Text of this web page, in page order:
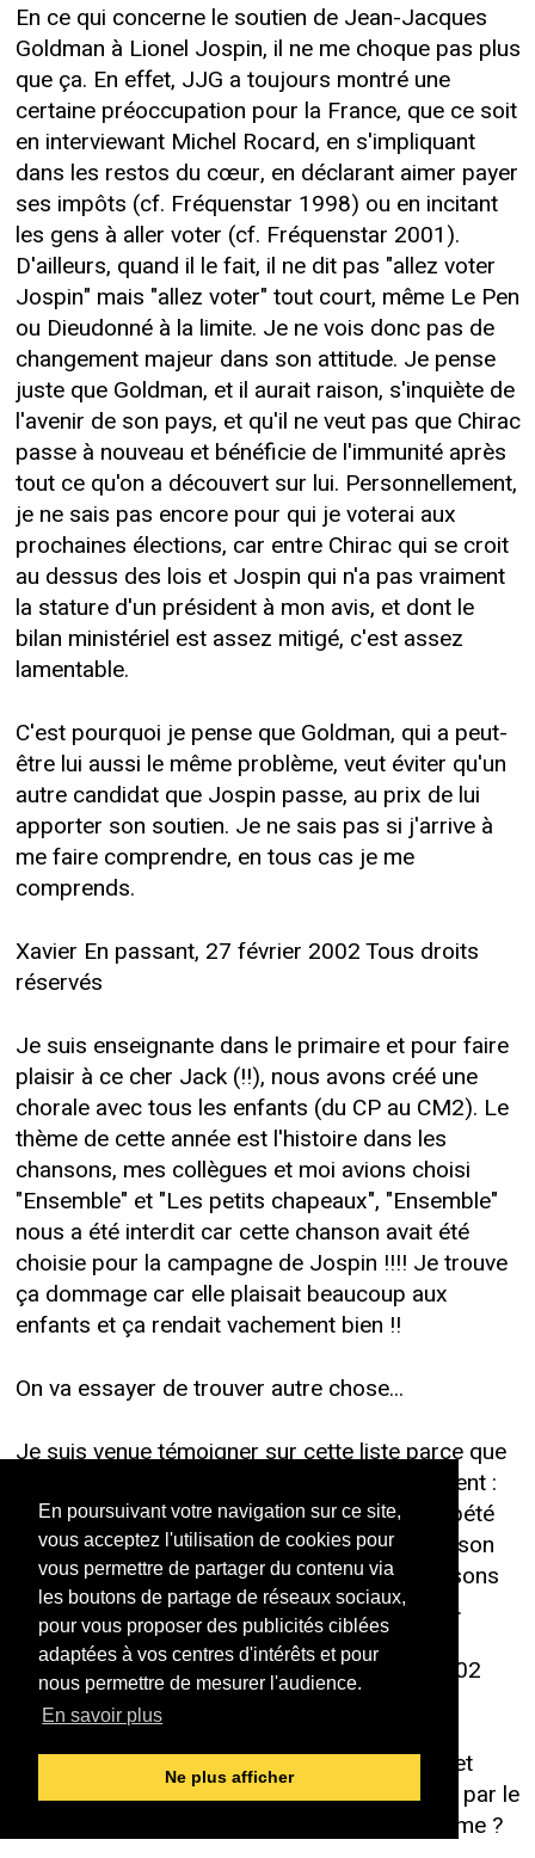
En poursuivant votre navigation sur ce site,
vous acceptez l'utilisation de cookies pour
vous permettre de partager du contenu via
les boutons de partage de réseaux sociaux,
pour vous proposer des publicités ciblées
adaptées à vos centres d'intérêts et pour
nous permettre de mesurer l'audience.
En savoir plus
Ne plus afficher
En ce qui concerne le soutien de Jean-Jacques
Goldman à Lionel Jospin, il ne me choque pas plus
que ça. En effet, JJG a toujours montré une
certaine préoccupation pour la France, que ce soit
en interviewant Michel Rocard, en s'impliquant
dans les restos du cœur, en déclarant aimer payer
ses impôts (cf. Fréquenstar 1998) ou en incitant
les gens à aller voter (cf. Fréquenstar 2001).
D'ailleurs, quand il le fait, il ne dit pas "allez voter
Jospin" mais "allez voter" tout court, même Le Pen
ou Dieudonné à la limite. Je ne vois donc pas de
changement majeur dans son attitude. Je pense
juste que Goldman, et il aurait raison, s'inquiète de
l'avenir de son pays, et qu'il ne veut pas que Chirac
passe à nouveau et bénéficie de l'immunité après
tout ce qu'on a découvert sur lui. Personnellement,
je ne sais pas encore pour qui je voterai aux
prochaines élections, car entre Chirac qui se croit
au dessus des lois et Jospin qui n'a pas vraiment
la stature d'un président à mon avis, et dont le
bilan ministériel est assez mitigé, c'est assez
lamentable.
C'est pourquoi je pense que Goldman, qui a peut-
être lui aussi le même problème, veut éviter qu'un
autre candidat que Jospin passe, au prix de lui
apporter son soutien. Je ne sais pas si j'arrive à
me faire comprendre, en tous cas je me
comprends.
Xavier En passant, 27 février 2002 Tous droits
réservés
Je suis enseignante dans le primaire et pour faire
plaisir à ce cher Jack (!!), nous avons créé une
chorale avec tous les enfants (du CP au CM2). Le
thème de cette année est l'histoire dans les
chansons, mes collègues et moi avions choisi
"Ensemble" et "Les petits chapeaux", "Ensemble"
nous a été interdit car cette chanson avait été
choisie pour la campagne de Jospin !!!! Je trouve
ça dommage car elle plaisait beaucoup aux
enfants et ça rendait vachement bien !!
On va essayer de trouver autre chose...
Je suis venue témoigner sur cette liste parce que
toute cette histoire me touche personnellement :
comment expliquer à des enfants qui ont répété
pendant des heures et qui aiment cette chanson
qu'on ne pourra plus la chanter pour des raisons
politiques ? Ça leur passe un peu au-dessus.
Déborah Delannay En passant, 27 février 2002
Tous droits réservés
En 1995, a-t-on interdit "pomme de rainette et
pomme d'api" dans les écoles suite au choix par le
candidat Chirac de la pomme comme emblème ?